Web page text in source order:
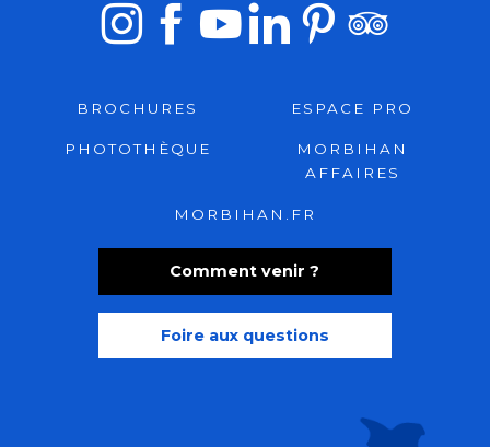
Comment venir ?
Foire aux questions
BROCHURES ESPACE PRO
PHOTOTHÈQUE
MORBIHAN
AFFAIRES
MORBIHAN.FR